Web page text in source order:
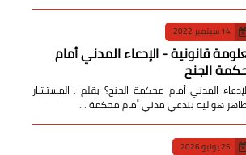
14 سبتمبر 2022
قانونية - الإدعاء المدني أمام
الجنح
المدني أمام محكمة الجنح؟ بقلم : المستشار
هو ليه بندعي مدني أمام محكمة …
25 يوليو 2026